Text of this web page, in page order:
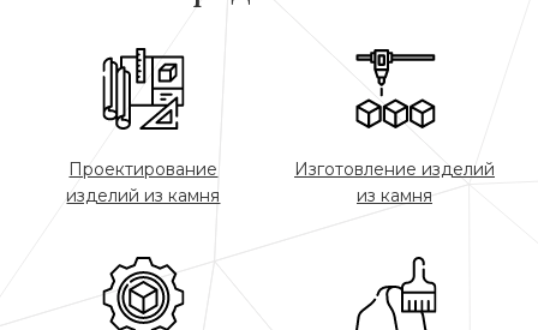
Проектирование
изделий из камня
Изготовление изделий
из камня